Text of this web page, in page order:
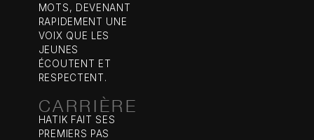
MOTS, DEVENANT
RAPIDEMENT UNE
VOIX QUE LES
JEUNES
ÉCOUTENT ET
RESPECTENT.
CARRIÈRE
HATIK FAIT SES
PREMIERS PAS